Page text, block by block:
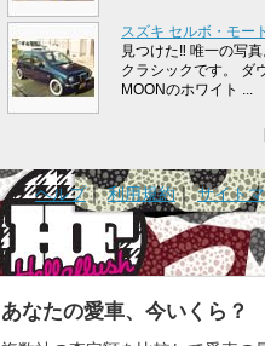
スズキ セルボ・モー
見つけた‼︎ 唯一の写
クラシックです。 ダ
MOONのホワイト ...
ヘルプ｜利用規約｜サイト
あなたの愛車、今いくら？